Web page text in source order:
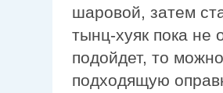
шаровой, затем
тынц-хуяк пока не
подойдет, то
подходящую